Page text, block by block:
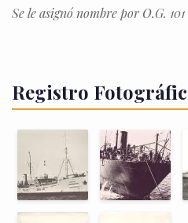
Se le asignó nombre por O.G.
Registro